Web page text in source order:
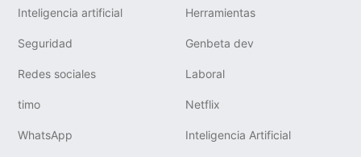
Inteligencia artificial Herramientas
Seguridad Genbeta dev
Redes sociales Laboral
timo Netflix
WhatsApp Inteligencia Artificial